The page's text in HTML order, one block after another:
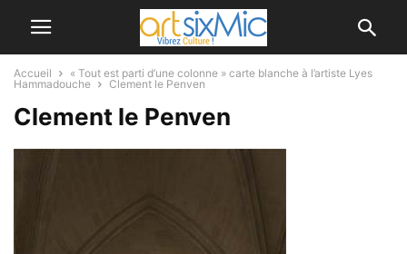
Accueil
« Tout est parti d’une colonne » carte blanche à l’artiste Lyes
Hammadouche
Clement le Penven
Clement le Penven